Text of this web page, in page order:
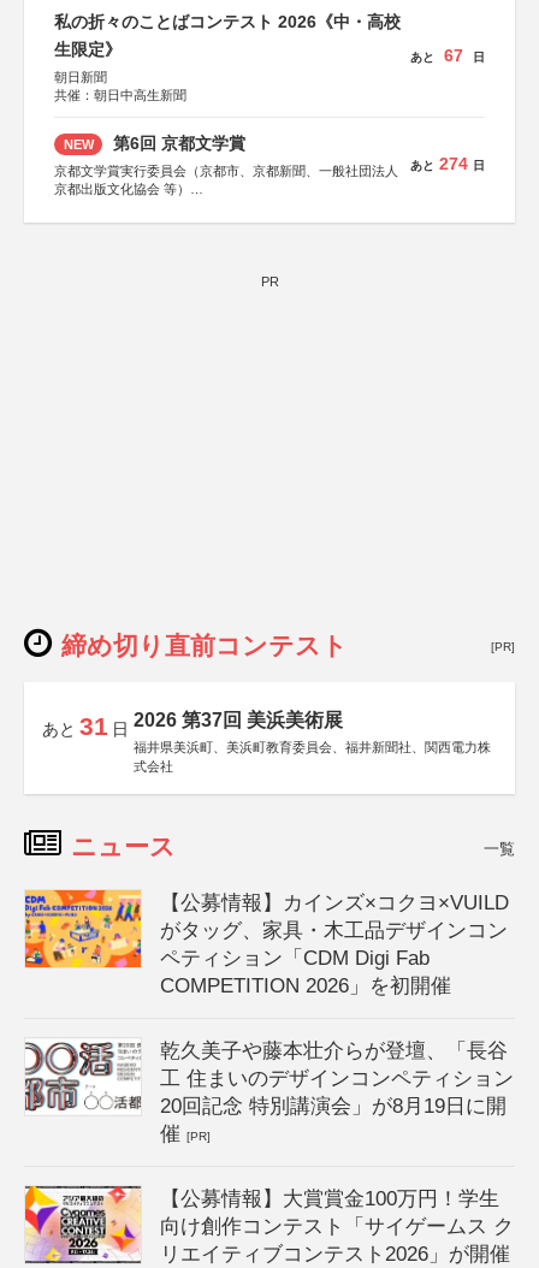
私の折々のことばコンテスト 2026《中・高校
生限定》
朝日新聞
共催：朝日中高生新聞
あと 67 日
NEW 第6回 京都文学賞
京都文学賞実行委員会（京都市、京都新聞、一般社団法人
京都出版文化協会 等）
KADOKAWA、河出書房新社、幻冬舎、講談社、光文社、
あと 274 日
PR
締め切り直前コンテスト [PR]
あと 31 日 2026 第37回 美浜美術展
福井県美浜町、美浜町教育委員会、福井新聞社、関西電力株
式会社
ニュース 一覧
【公募情報】カインズ×コクヨ×VUILD
がタッグ、家具・木工品デザインコン
ペティション「CDM Digi Fab
COMPETITION 2026」を初開催
乾久美子や藤本壮介らが登壇、「長谷
工 住まいのデザインコンペティション
20回記念 特別講演会」が8月19日に開
催[PR]
【公募情報】大賞賞金100万円！学生
向け創作コンテスト「サイゲームス ク
リエイティブコンテスト2026」が開催